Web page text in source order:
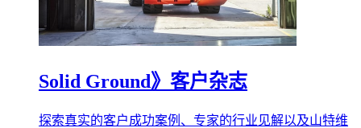
Solid Ground》客户杂志
探索真实的客户成功案例、专家的行业见解以及山特维